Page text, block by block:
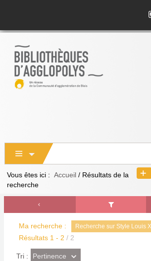
Vous êtes ici : Accueil / Résultats de la
recherche
Ma recherche : Recherche sur Style Louis
Résultats 1 - 2 / 2
Tri : (Effet
Pertinence